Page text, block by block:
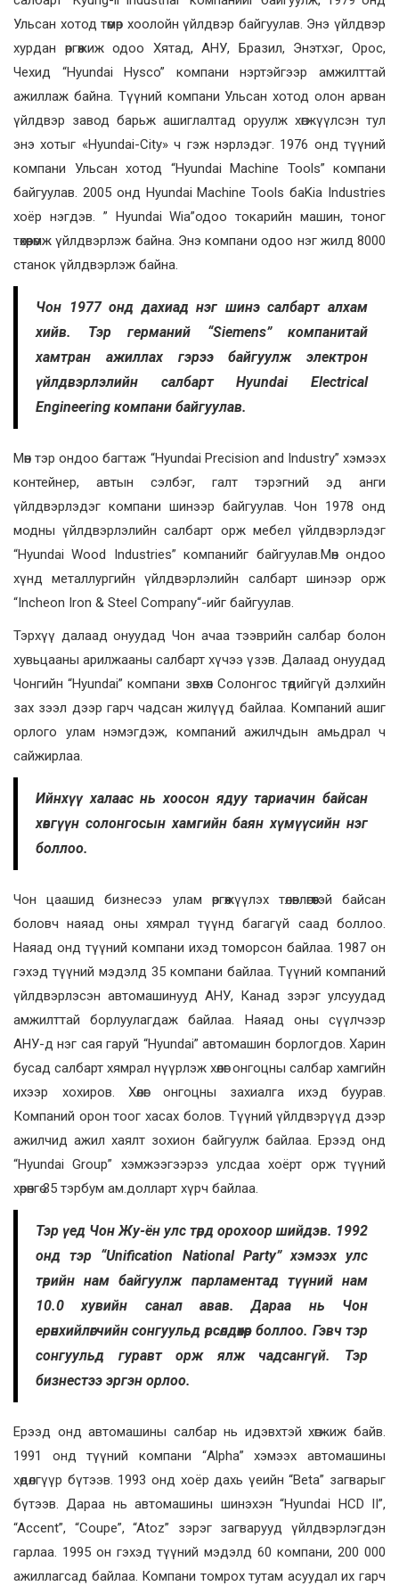
Ульсан хотод төмөр хоолойн үйлдвэр байгуулав. Энэ үйлдвэр
хурдан өргөжиж одоо Хятад, АНУ, Бразил, Энэтхэг, Орос,
Чехид “Hyundai Hysco” компани нэртэйгээр амжилттай
ажиллаж байна. Түүний компани Ульсан хотод олон арван
үйлдвэр завод барьж ашиглалтад оруулж хөгжүүлсэн тул
энэ хотыг «Hyundai-City» ч гэж нэрлэдэг. 1976 онд түүний
компани Ульсан хотод “Hyundai Machine Tools” компани
байгуулав. 2005 онд Hyundai Machine Tools баKia Industries
хоёр нэгдэв. ” Hyundai Wia”одоо токарийн машин, тоног
төхөөрөмж үйлдвэрлэж байна. Энэ компани одоо нэг жилд 8000
станок үйлдвэрлэж байна.
Чон 1977 онд дахиад нэг шинэ салбарт алхам
хийв. Тэр германий “Siemens” компанитай
хамтран ажиллах гэрээ байгуулж электрон
үйлдвэрлэлийн салбарт Hyundai Electrical
Engineering компани байгуулав.
Мөн тэр ондоо багтаж “Hyundai Precision and Industry” хэмээх
контейнер, автын сэлбэг, галт тэрэгний эд анги
үйлдвэрлэдэг компани шинээр байгуулав. Чон 1978 онд
модны үйлдвэрлэлийн салбарт орж мебел үйлдвэрлэдэг
“Hyundai Wood Industries” компанийг байгуулав.Мөн ондоо
хүнд металлургийн үйлдвэрлэлийн салбарт шинээр орж
“Incheon Iron & Steel Company“-ийг байгуулав.
Тэрхүү далаад онуудад Чон ачаа тээврийн салбар болон
хувьцааны арилжааны салбарт хүчээ үзэв. Далаад онуудад
Чонгийн “Hyundai” компани зөвхөн Солонгос төдийгүй дэлхийн
зах зээл дээр гарч чадсан жилүүд байлаа. Компаний ашиг
орлого улам нэмэгдэж, компаний ажилчдын амьдрал ч
сайжирлаа.
Ийнхүү халаас нь хоосон ядуу тариачин байсан
хөвгүүн солонгосын хамгийн баян хүмүүсийн нэг
боллоо.
Чон цаашид бизнесээ улам өргөжүүлэх төлөвлөгөөтэй байсан
боловч наяад оны хямрал түүнд багагүй саад боллоо.
Наяад онд түүний компани ихэд томорсон байлаа. 1987 он
гэхэд түүний мэдэлд 35 компани байлаа. Түүний компаний
үйлдвэрлэсэн автомашинууд АНУ, Канад зэрэг улсуудад
амжилттай борлуулагдаж байлаа. Наяад оны сүүлчээр
АНУ-д нэг сая гаруй “Hyundai” автомашин борлогдов. Харин
бусад салбарт хямрал нүүрлэж хөлөг онгоцны салбар хамгийн
ихээр хохиров. Хөлөг онгоцны захиалга ихэд буурав.
Компаний орон тоог хасах болов. Түүний үйлдвэрүүд дээр
ажилчид ажил хаялт зохион байгуулж байлаа. Ерээд онд
“Hyundai Group” хэмжээгээрээ улсдаа хоёрт орж түүний
хөрөнгө 35 тэрбум ам.долларт хүрч байлаа.
Тэр үед Чон Жу-ён улс төрд орохоор шийдэв. 1992
онд тэр “Unification National Party” хэмээх улс
төрийн нам байгуулж парламентад түүний нам
10.0 хувийн санал авав. Дараа нь Чон
ерөнхийлөгчийн сонгуульд өрсөлдөхөөр боллоо. Гэвч тэр
сонгуульд гуравт орж ялж чадсангүй. Тэр
бизнестээ эргэн орлоо.
Ерээд онд автомашины салбар нь идэвхтэй хөгжиж байв.
1991 онд түүний компани “Alpha” хэмээх автомашины
хөдөлгүүр бүтээв. 1993 онд хоёр дахь үеийн “Beta” загварыг
бүтээв. Дараа нь автомашины шинэхэн “Hyundai HCD II”,
“Accent”, “Coupe”, “Atoz” зэрэг загварууд үйлдвэрлэгдэн
гарлаа. 1995 он гэхэд түүний мэдэлд 60 компани, 200 000
ажиллагсад байлаа. Компани томрох тутам асуудал их гарч